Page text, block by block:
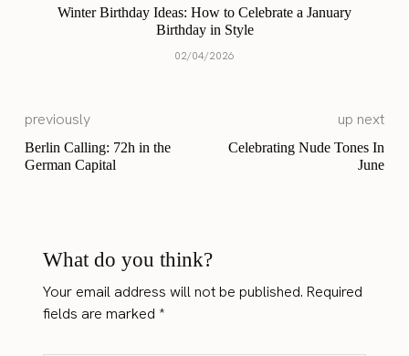
Winter Birthday Ideas: How to Celebrate a January
Birthday in Style
02/04/2026
previously
Berlin Calling: 72h in the
German Capital
up next
Celebrating Nude Tones In
June
What do you think?
Your email address will not be published. Required
fields are marked*